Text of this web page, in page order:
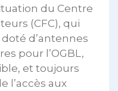
du Centre
(CFC), qui
d’antennes
pour l’OGBL,
et toujours
l’accès aux